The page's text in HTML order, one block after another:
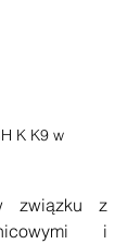
K K9 w
z
i